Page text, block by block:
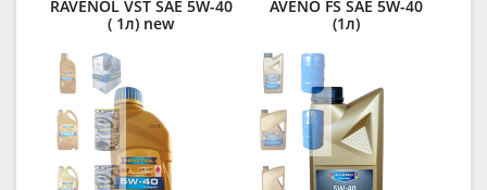
RAVENOL VST SAE 5W-40
( 1л) new
AVENO FS SAE 5W-40
(1л)